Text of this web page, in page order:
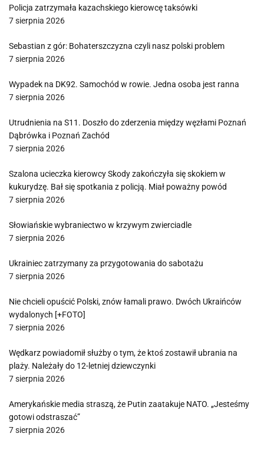
Policja zatrzymała kazachskiego kierowcę taksówki
7 sierpnia 2026
Sebastian z gór: Bohaterszczyzna czyli nasz polski problem
7 sierpnia 2026
Wypadek na DK92. Samochód w rowie. Jedna osoba jest ranna
7 sierpnia 2026
Utrudnienia na S11. Doszło do zderzenia między węzłami Poznań
Dąbrówka i Poznań Zachód
7 sierpnia 2026
Szalona ucieczka kierowcy Skody zakończyła się skokiem w
kukurydzę. Bał się spotkania z policją. Miał poważny powód
7 sierpnia 2026
Słowiańskie wybraniectwo w krzywym zwierciadle
7 sierpnia 2026
Ukrainiec zatrzymany za przygotowania do sabotażu
7 sierpnia 2026
Nie chcieli opuścić Polski, znów łamali prawo. Dwóch Ukraińców
wydalonych [+FOTO]
7 sierpnia 2026
Wędkarz powiadomił służby o tym, że ktoś zostawił ubrania na
plaży. Należały do 12-letniej dziewczynki
7 sierpnia 2026
Amerykańskie media straszą, że Putin zaatakuje NATO. „Jesteśmy
gotowi odstraszać”
7 sierpnia 2026